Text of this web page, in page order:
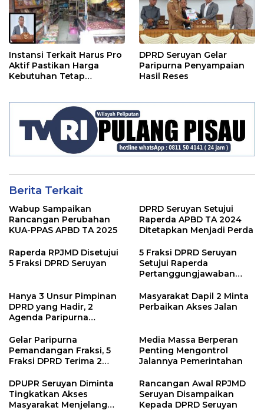
Instansi Terkait Harus Pro
Aktif Pastikan Harga
Kebutuhan Tetap
DPRD Seruyan Gelar
Paripurna Penyampaian
Hasil Reses
Berita Terkait
Wabup Sampaikan
Rancangan Perubahan
KUA-PPAS APBD TA 2025
DPRD Seruyan Setujui
Raperda APBD TA 2024
Ditetapkan Menjadi Perda
Raperda RPJMD Disetujui
5 Fraksi DPRD Seruyan
5 Fraksi DPRD Seruyan
Setujui Raperda
Pertanggungjawaban
2024
Hanya 3 Unsur Pimpinan
DPRD yang Hadir, 2
Agenda Paripurna
Masyarakat Dapil 2 Minta
Perbaikan Akses Jalan
Gelar Paripurna
Pemandangan Fraksi, 5
Fraksi DPRD Terima 2
Media Massa Berperan
Penting Mengontrol
Jalannya Pemerintahan
DPUPR Seruyan Diminta
Tingkatkan Akses
Masyarakat Menjelang
Rancangan Awal RPJMD
Seruyan Disampaikan
Kepada DPRD Seruyan